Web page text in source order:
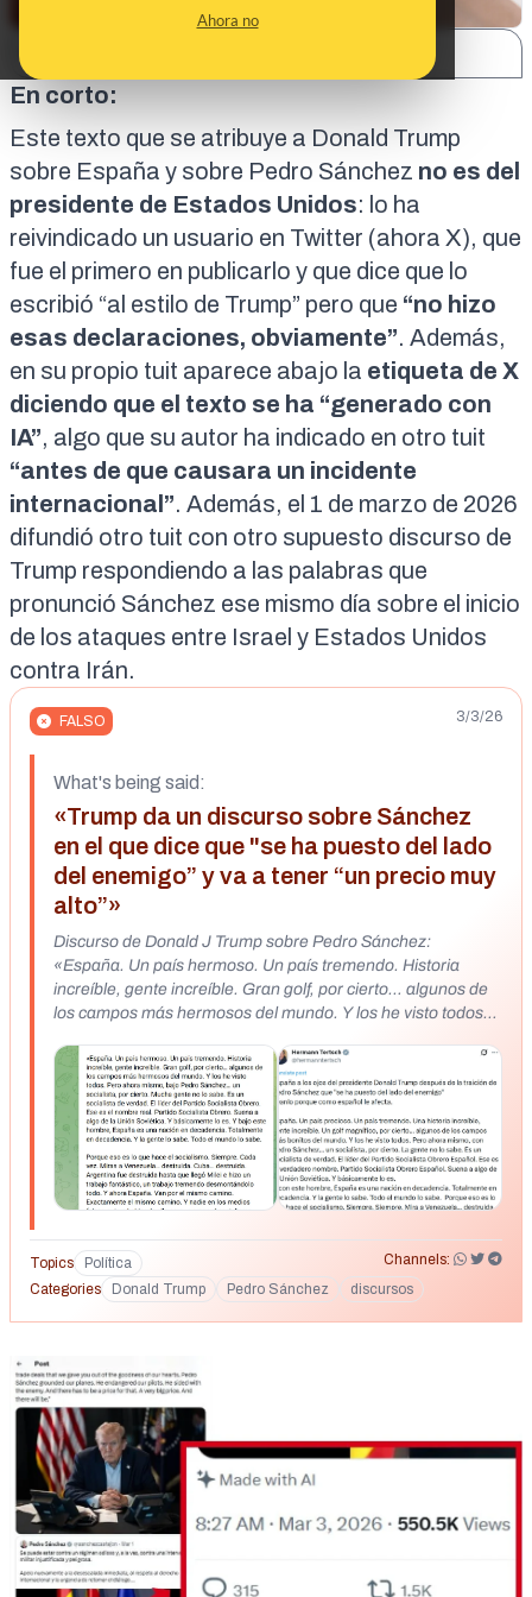
Ahora no
En corto:
Este texto que se atribuye a Donald Trump
sobre España y sobre Pedro Sánchez no es del
presidente de Estados Unidos: lo ha
reivindicado un usuario en Twitter (ahora X), que
fue el primero en publicarlo y que dice que lo
escribió “al estilo de Trump” pero que “no hizo
esas declaraciones, obviamente”. Además,
en su propio tuit aparece abajo la etiqueta de X
diciendo que el texto se ha “generado con
IA”, algo que su autor ha indicado en otro tuit
“antes de que causara un incidente
internacional”. Además, el 1 de marzo de 2026
difundió otro tuit con otro supuesto discurso de
Trump respondiendo a las palabras que
pronunció Sánchez ese mismo día sobre el inicio
de los ataques entre Israel y Estados Unidos
contra Irán.
FALSO 3/3/26
What's being said:
«Trump da un discurso sobre Sánchez
en el que dice que "se ha puesto del lado
del enemigo” y va a tener “un precio muy
alto”»
Discurso de Donald J Trump sobre Pedro Sánchez:
«España. Un país hermoso. Un país tremendo. Historia
increíble, gente increíble. Gran golf, por cierto… algunos de
los campos más hermosos del mundo. Y los he visto todos.
cierto. Mucha gente no lo sabe. Es un socialista de verdad.
El líder del Partido Socialista Obrero. Ese es el nombre real.
Partido Socialista Obrero. Suena a algo de la Unión
Soviética. Y básicamente lo es. Y bajo este hombre, España
es una nación en decadencia. Totalmente en decadencia. Y
la gente lo sabe. Todo el mundo lo sabe. Porque eso es lo
que hace el socialismo. Siempre. Cada vez. Miras a
destruida hasta que llegó Milei e hizo un trabajo fantástico,
un trabajo tremendo desmontándolo todo. Y ahora España.
Van por el mismo camino. Exactamente el mismo camino. Y
nadie en los medios falsos quiere hablar de ello porque
maravilloso. Es un desastre. Siempre lo ha sido, siempre lo
será. Nosotros protegemos a España. Les damos
seguridad. Les damos el paraguas… el gran y hermoso
paraguas nuclear… y dependen de nosotros para su propia
existencia, francamente. Sin nosotros, no tienen nada. Y en
la cumbre de la OTAN dijimos, muy claramente, con mucha
firmeza: “Tienen que pagar el 5%”. Que sigue siendo nada
comparado con lo que gastamos nosotros. Mucho menos
que nada, en realidad. Billones y billones de dólares que
gastamos manteniendo el mundo seguro. Y Pedro Sánchez
Topics Política
Channels:
Categories
Donald Trump Pedro Sánchez discursos